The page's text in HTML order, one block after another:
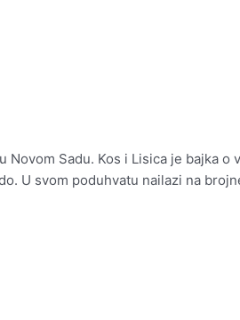
Sadu. Kos i Lisica je bajka
U svom poduhvatu nailazi na